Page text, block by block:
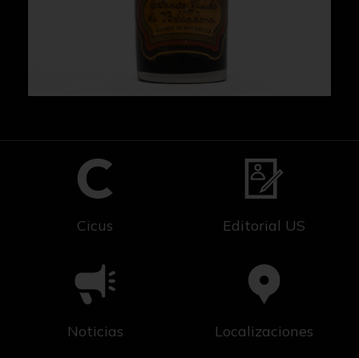
Cicus Editorial US
Noticias Localizaciones